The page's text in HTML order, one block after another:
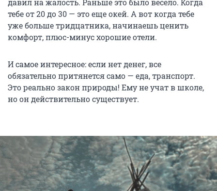
давил на жалость. Раньше это было весело. Когда
тебе от 20 до 30 — это еще окей. А вот когда тебе
уже больше тридцатника, начинаешь ценить
комфорт, плюс-минус хорошие отели.
И самое интересное: если нет денег, все
обязательно притянется само — еда, транспорт.
Это реально закон природы! Ему не учат в школе,
но он действительно существует.